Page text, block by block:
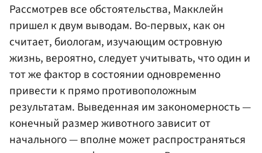
Рассмотрев все обстоятельства, Макклейн
пришел к двум выводам. Во-первых, как он
считает, биологам, изучающим островную
жизнь, вероятно, следует учитывать, что один и
тот же фактор в состоянии одновременно
привести к прямо противоположным
результатам. Выведенная им закономерность —
конечный размер животного зависит от
начального — вполне может распространяться